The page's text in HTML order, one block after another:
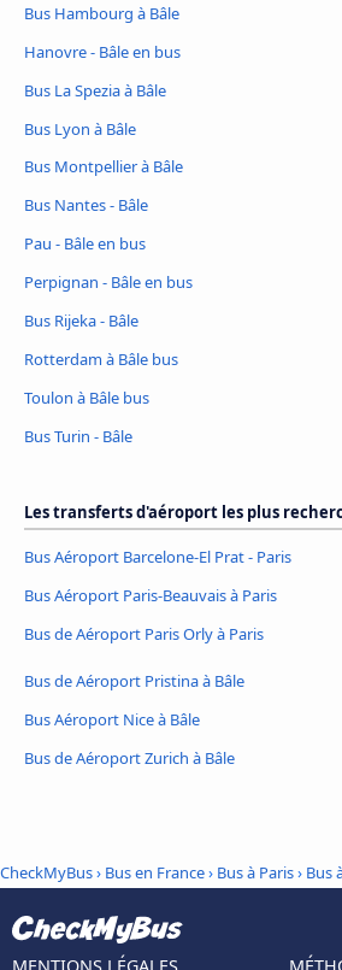
Bus Hambourg à Bâle
Hanovre - Bâle en bus
Bus La Spezia à Bâle
Bus Lyon à Bâle
Bus Montpellier à Bâle
Bus Nantes - Bâle
Pau - Bâle en bus
Perpignan - Bâle en bus
Bus Rijeka - Bâle
Rotterdam à Bâle bus
Toulon à Bâle bus
Bus Turin - Bâle
Les transferts d'aéroport les plus
Bus Aéroport Barcelone-El Prat - Paris
Bus Aéroport Paris-Beauvais à Paris
Bus de Aéroport Paris Orly à Paris
Bus de Aéroport Pristina à Bâle
Bus Aéroport Nice à Bâle
Bus de Aéroport Zurich à Bâle
CheckMyBus› Bus en France› Bus à Paris› Bus
MENTIONS LÉGALES